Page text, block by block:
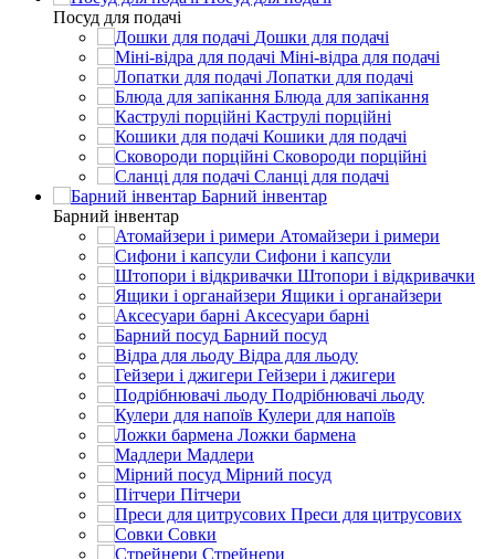
Посуд для подачі
Дошки для подачі
Міні-відра для подачі
Лопатки для подачі
Блюда для запікання
Каструлі порційні
Кошики для подачі
Сковороди порційні
Сланці для подачі
Барний інвентар
Барний інвентар
Атомайзери і римери
Сифони і капсули
Штопори і відкривачки
Ящики і органайзери
Аксесуари барні
Барний посуд
Відра для льоду
Гейзери і джигери
Подрібнювачі льоду
Кулери для напоїв
Ложки бармена
Мадлери
Мірний посуд
Пітчери
Преси для цитрусових
Совки
Стрейнери